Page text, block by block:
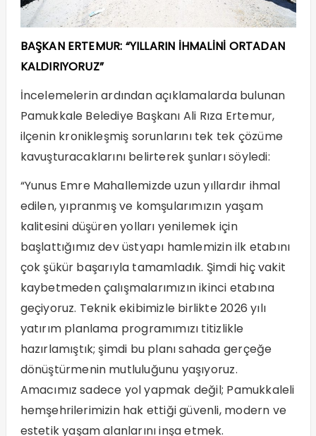
BAŞKAN ERTEMUR: “YILLARIN İHMALİNİ ORTADAN
KALDIRIYORUZ”
İncelemelerin ardından açıklamalarda bulunan
Pamukkale Belediye Başkanı Ali Rıza Ertemur,
ilçenin kronikleşmiş sorunlarını tek tek çözüme
kavuşturacaklarını belirterek şunları söyledi:
“Yunus Emre Mahallemizde uzun yıllardır ihmal
edilen, yıpranmış ve komşularımızın yaşam
kalitesini düşüren yolları yenilemek için
başlattığımız dev üstyapı hamlemizin ilk etabını
çok şükür başarıyla tamamladık. Şimdi hiç vakit
kaybetmeden çalışmalarımızın ikinci etabına
geçiyoruz. Teknik ekibimizle birlikte 2026 yılı
yatırım planlama programımızı titizlikle
hazırlamıştık; şimdi bu planı sahada gerçeğe
dönüştürmenin mutluluğunu yaşıyoruz.
Amacımız sadece yol yapmak değil; Pamukkaleli
hemşehrilerimizin hak ettiği güvenli, modern ve
estetik yaşam alanlarını inşa etmek.